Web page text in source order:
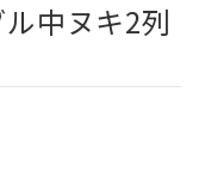
中ヌキ2列